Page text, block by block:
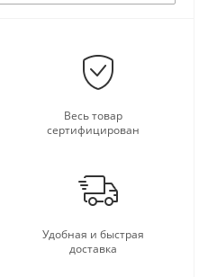
Весь товар
сертифицирован
Удобная и быстрая
доставка